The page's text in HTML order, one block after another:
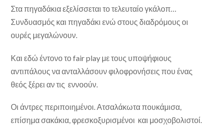
Στα πηγαδάκια εξελίσσεται το τελευταίο γκάλοπ…
Συνδυασμός και πηγαδάκι ενώ στους διαδρόμους οι
ουρές μεγαλώνουν.
Και εδώ έντονο το fair play με τους υποψήφιους
αντιπάλους να ανταλλάσουν φιλοφρονήσεις που ένας
θεός ξέρει αν τις εννοούν.
Οι άντρες περιποιημένοι. Ατσαλάκωτα πουκάμισα,
επίσημα σακάκια, φρεσκοξυρισμένοι και μοσχοβολιστοί.